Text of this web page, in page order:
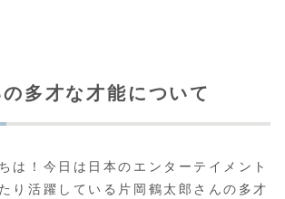
多才な才能について
は！今日は日本のエンターテイメント
り活躍している片岡鶴太郎さんの多才